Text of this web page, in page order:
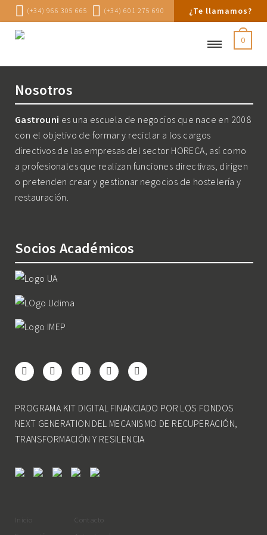
(+34) 966 305 665 (+34) 601 275 690 ¿Te llamamos?
0
Nosotros
Gastrouni es una escuela de negocios que nace en 2008
con el objetivo de formar y reciclar a los cargos
directivos de las empresas del sector HORECA, así como
a profesionales que realizan funciones directivas, dirigen
o pretenden crear y gestionar negocios de hostelería y
restauración.
Socios Académicos
PROGRAMA KIT DIGITAL FINANCIADO POR LOS FONDOS
NEXT GENERATION DEL MECANISMO DE RECUPERACIÓN,
TRANSFORMACIÓN Y RESILENCIA
Inicio
Contacto